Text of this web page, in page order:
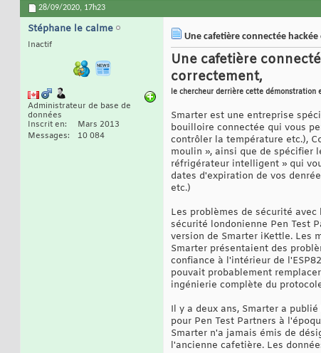
28/09/2020, 17h23
Stéphane le calme
Inactif
Administrateur de base de
données
Inscrit en
Mars 2013
Messages
10 084
Une cafetière connectée
Une cafetière
correctement,
le chercheur derrière cette démonstration
Smarter est une entreprise
bouilloire connectée qui vous
contrôler la température etc.),
moulin », ainsi que de spécifier
réfrigérateur intelligent » qui
dates d'expiration de vos
etc.)
Les problèmes de sécurité
sécurité londonienne Pen Test
version de Smarter iKettle. Les
Smarter présentaient des
confiance à l'intérieur de
pouvait probablement
ingénierie complète du
Il y a deux ans, Smarter a
pour Pen Test Partners à
Smarter n'a jamais émis de
l'ancienne cafetière. Les